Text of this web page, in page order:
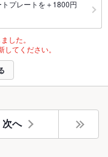
プレートを＋1800円
した。
てください。
次へ